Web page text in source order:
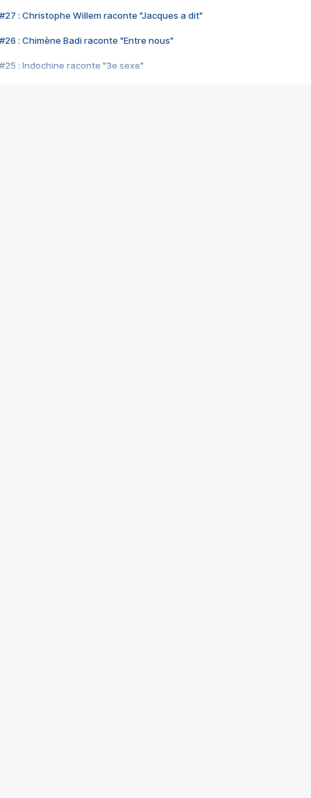
#27 : Christophe Willem raconte "Jacques a dit"
#26 : Chimène Badi raconte "Entre nous"
#25 : Indochine raconte "3e sexe"